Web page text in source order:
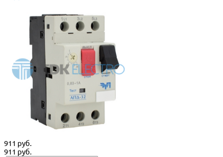
911 руб.
911 руб.